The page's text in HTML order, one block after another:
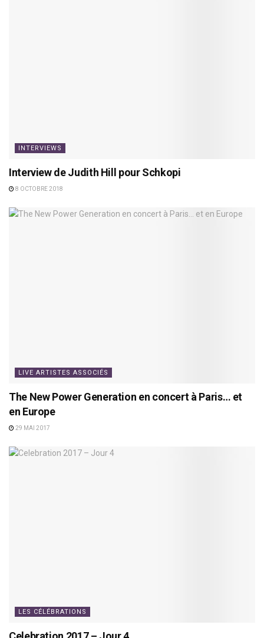
INTERVIEWS
Interview de Judith Hill pour Schkopi
8 OCTOBRE 2018
LIVE ARTISTES ASSOCIÉS
The New Power Generation en concert à Paris… et
en Europe
29 MAI 2017
LES CÉLÉBRATIONS